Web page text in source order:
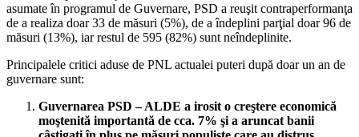
asumate în programul de Guvernare, PSD a reuşit contraperformanţa
de a realiza doar 33 de măsuri (5%), de a îndeplini parţial doar 96 de
măsuri (13%), iar restul de 595 (82%) sunt neîndeplinite.
Principalele critici aduse de PNL actualei puteri după doar un an de
guvernare sunt:
Guvernarea PSD – ALDE a irosit o creştere economică
moştenită importantă de cca. 7% şi a aruncat banii